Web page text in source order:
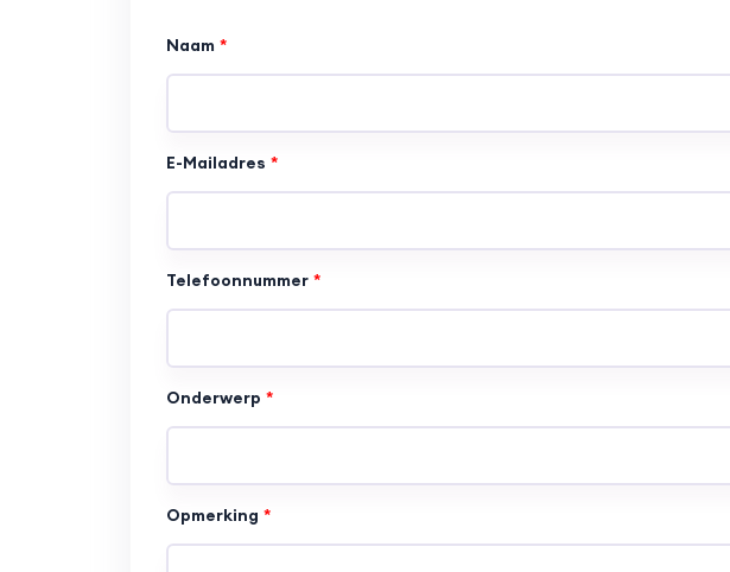
Naam
E-Mailadres
Telefoonnummer
Onderwerp
Opmerking